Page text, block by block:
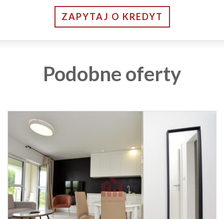
ZAPYTAJ O KREDYT
Podobne oferty